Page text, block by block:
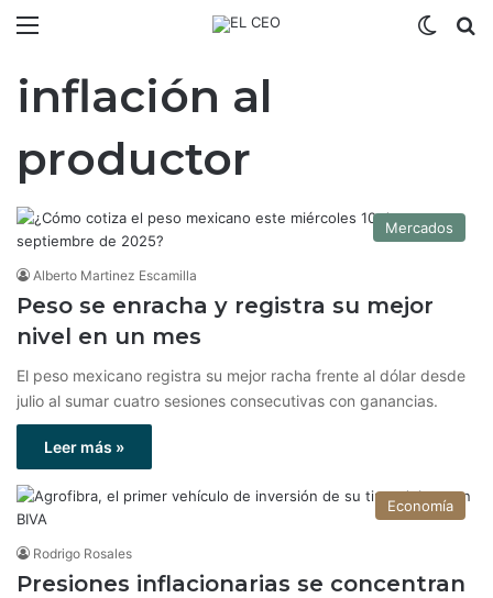
inflación al
productor
Mercados
Alberto Martinez Escamilla
Peso se enracha y registra su mejor
nivel en un mes
El peso mexicano registra su mejor racha frente al dólar desde
julio al sumar cuatro sesiones consecutivas con ganancias.
Leer más »
Economía
Rodrigo Rosales
Presiones inflacionarias se concentran